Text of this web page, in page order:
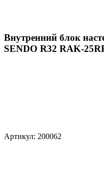
Внутренний блок
SENDO R32 RAK-
Артикул: 200062